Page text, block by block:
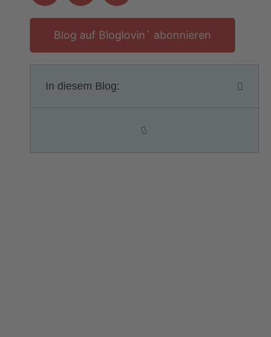
Blog auf Bloglovin` abonnieren
In diesem Blog: